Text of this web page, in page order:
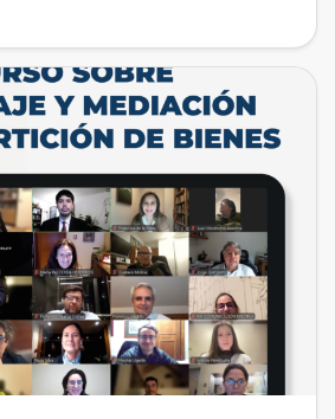
de Santiago (CCS). Así, se